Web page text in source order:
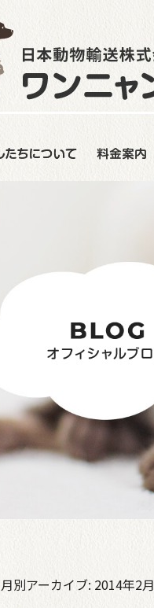
月別アーカイブ: 2014年2月